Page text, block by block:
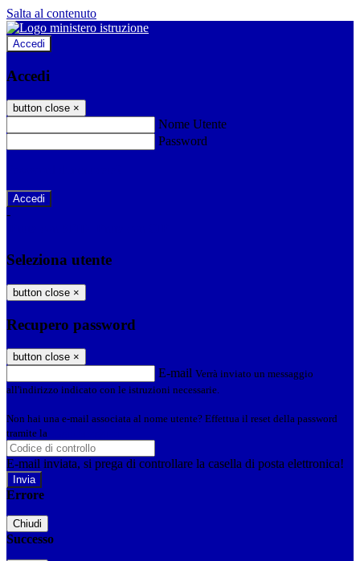
Salta al contenuto
Accedi
Accedi
button close ×
Nome Utente
Password
-
Seleziona utente
button close ×
Recupero password
button close ×
E-mail Verrà inviato un messaggio
all'indirizzo indicato con le istruzioni necessarie.
Non hai una e-mail associata al nome utente? Effettua il reset della password
tramite la
E-mail inviata, si prega di controllare la casella di posta elettronica!
Errore
Chiudi
Successo